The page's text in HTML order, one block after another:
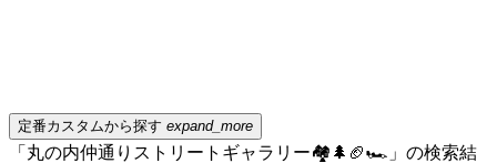
定番カスタムから探す expand_more
「丸の内仲通りストリートギャラリー🏘️🌲🏈🏎️」の検索結